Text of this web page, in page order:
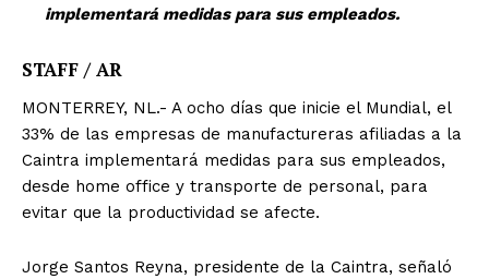
implementará medidas para sus empleados.
STAFF / AR
MONTERREY, NL.- A ocho días que inicie el Mundial, el
33% de las empresas de manufactureras afiliadas a la
Caintra implementará medidas para sus empleados,
desde home office y transporte de personal, para
evitar que la productividad se afecte.
Jorge Santos Reyna, presidente de la Caintra, señaló